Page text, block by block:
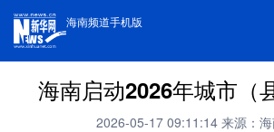
海南频道手机版
海南启动2026年城市（
2026-05-17 09:11:14 来源：